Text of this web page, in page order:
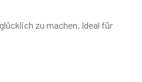
zu machen. Ideal für